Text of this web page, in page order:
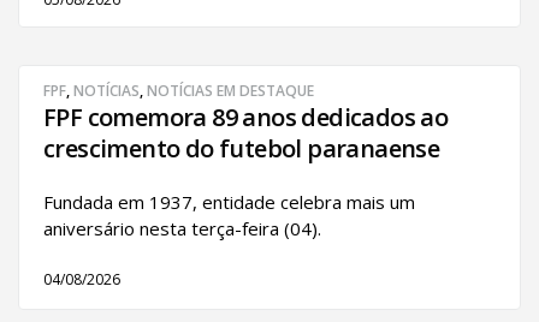
FPF,NOTÍCIAS,NOTÍCIAS EM DESTAQUE
FPF comemora 89 anos dedicados ao
crescimento do futebol paranaense
Fundada em 1937, entidade celebra mais um
aniversário nesta terça-feira (04).
04/08/2026